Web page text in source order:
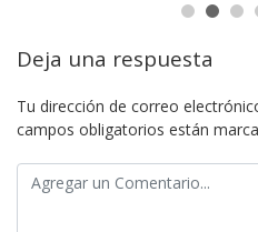
Deja una respuesta
Tu dirección de correo
campos obligatorios están